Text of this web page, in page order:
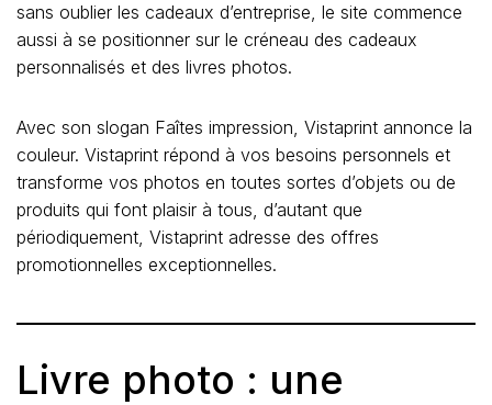
sans oublier les cadeaux d’entreprise, le site commence
aussi à se positionner sur le créneau des cadeaux
personnalisés et des livres photos.
Avec son slogan Faîtes impression, Vistaprint annonce la
couleur. Vistaprint répond à vos besoins personnels et
transforme vos photos en toutes sortes d’objets ou de
produits qui font plaisir à tous, d’autant que
périodiquement, Vistaprint adresse des offres
promotionnelles exceptionnelles.
Livre photo : une